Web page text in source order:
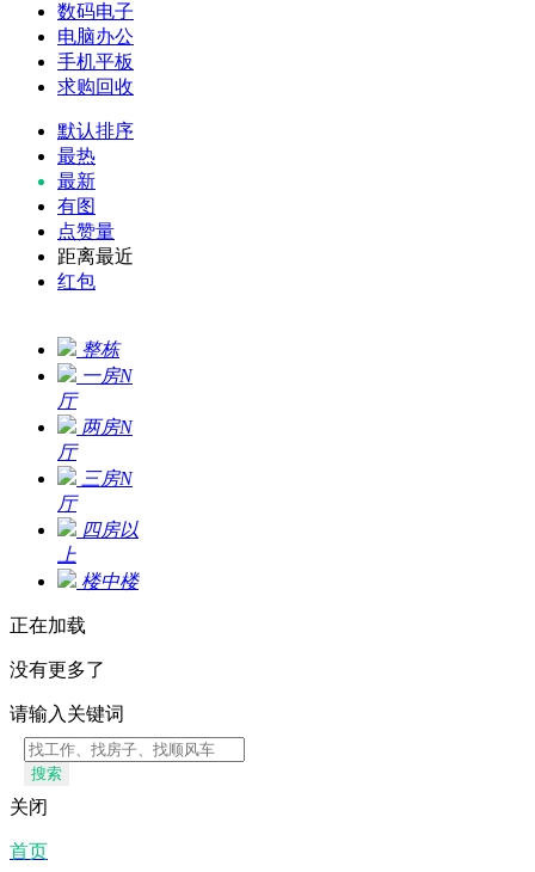
数码电子
电脑办公
手机平板
求购回收
默认排序
最热
最新
有图
点赞量
距离最近
红包
整栋
一房N
厅
两房N
厅
三房N
厅
四房以
上
楼中楼
正在加载
没有更多了
请输入关键词
搜索
关闭
首页